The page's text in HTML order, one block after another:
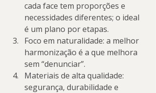
cada face tem proporções e
necessidades diferentes; o ideal
é um plano por etapas.
Foco em naturalidade: a melhor
harmonização é a que melhora
sem “denunciar”.
Materiais de alta qualidade:
segurança, durabilidade e